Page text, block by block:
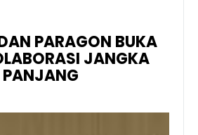
PARAGON BUKA
JANGKA
PANJANG